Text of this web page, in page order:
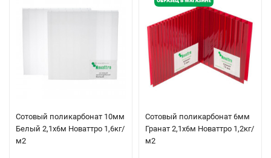
Соединительный неразъемный профиль имеет
Перед применением допускается индивидуальная обрезка по
размеру стыковочного соединения.
заводятся в специальные пазы профиля.
При этом выдерживается термический зазор в 3-3.5 мм.
Сотовый поликарбонат 10мм
Белый 2,1х6м Новаттро 1,6кг/
м2
Сотовый поликарбонат 6мм
Гранат 2,1х6м Новаттро 1,2кг/
м2